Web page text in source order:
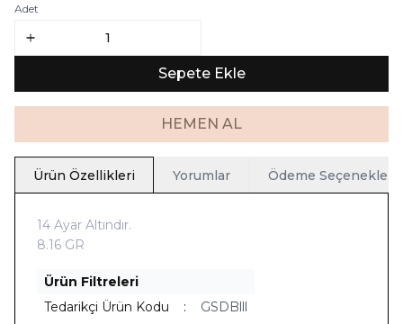
Adet
Sepete Ekle
HEMEN AL
Ürün Özellikleri Yorumlar Ödeme Seçenekleri
14 Ayar Altındır.
8.16 GR
Ürün Filtreleri
Tedarikçi Ürün Kodu
: GSDBlll